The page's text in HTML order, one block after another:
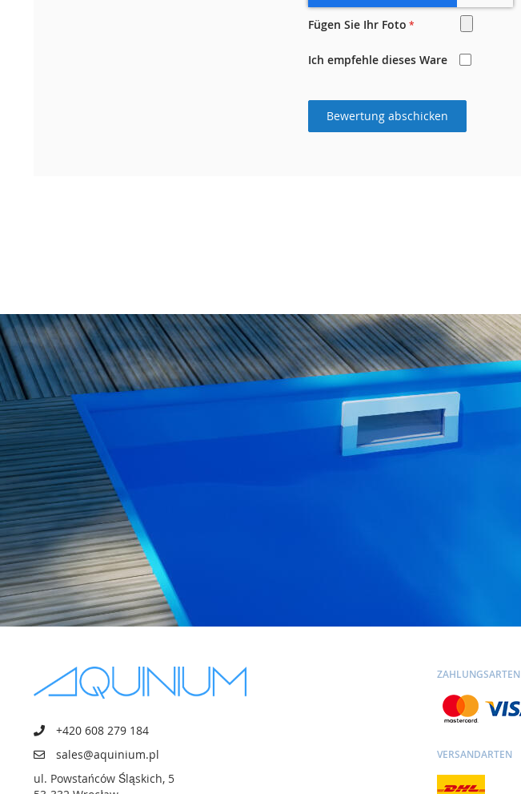
Fügen Sie Ihr Foto
Ich empfehle dieses Ware
Bewertung abschicken
+420 608 279 184
sales@aquinium.pl
ul. Powstańców Śląskich, 5
ZAHLUNGSARTEN
VERSANDARTEN